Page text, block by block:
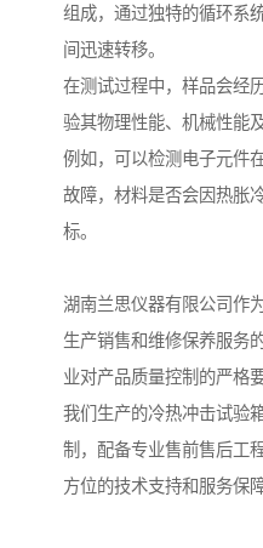
组成，通过独特的循环系
间迅速转移。
在测试过程中，样品会经
验其物理性能、机械性能
例如，可以检测电子元件
故障，材料是否会因热胀
标。
湖南兰思仪器有限公司作
生产销售和维修保养服务
业对产品质量控制的严格要
我们生产的冷热冲击试验
制，配备专业售前售后工
方位的技术支持和服务保障